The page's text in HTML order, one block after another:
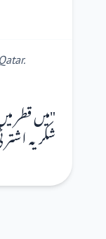
"میں قطر
شکریہ